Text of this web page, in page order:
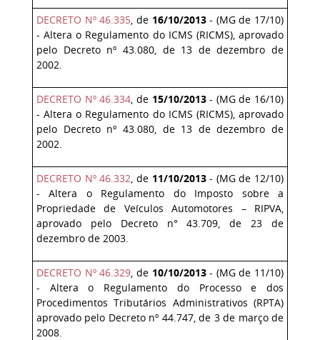
DECRETO Nº 46.335, de 16/10/2013- (MG de 17/10)
- Altera o Regulamento do ICMS (RICMS), aprovado
pelo Decreto nº 43.080, de 13 de dezembro de
2002.
DECRETO Nº 46.334, de 15/10/2013- (MG de 16/10)
- Altera o Regulamento do ICMS (RICMS), aprovado
pelo Decreto nº 43.080, de 13 de dezembro de
2002.
DECRETO Nº 46.332, de 11/10/2013- (MG de 12/10)
- Altera o Regulamento do Imposto sobre a
Propriedade de Veículos Automotores – RIPVA,
aprovado pelo Decreto n° 43.709, de 23 de
dezembro de 2003.
DECRETO Nº 46.329, de 10/10/2013- (MG de 11/10)
- Altera o Regulamento do Processo e dos
Procedimentos Tributários Administrativos (RPTA)
aprovado pelo Decreto nº 44.747, de 3 de março de
2008.